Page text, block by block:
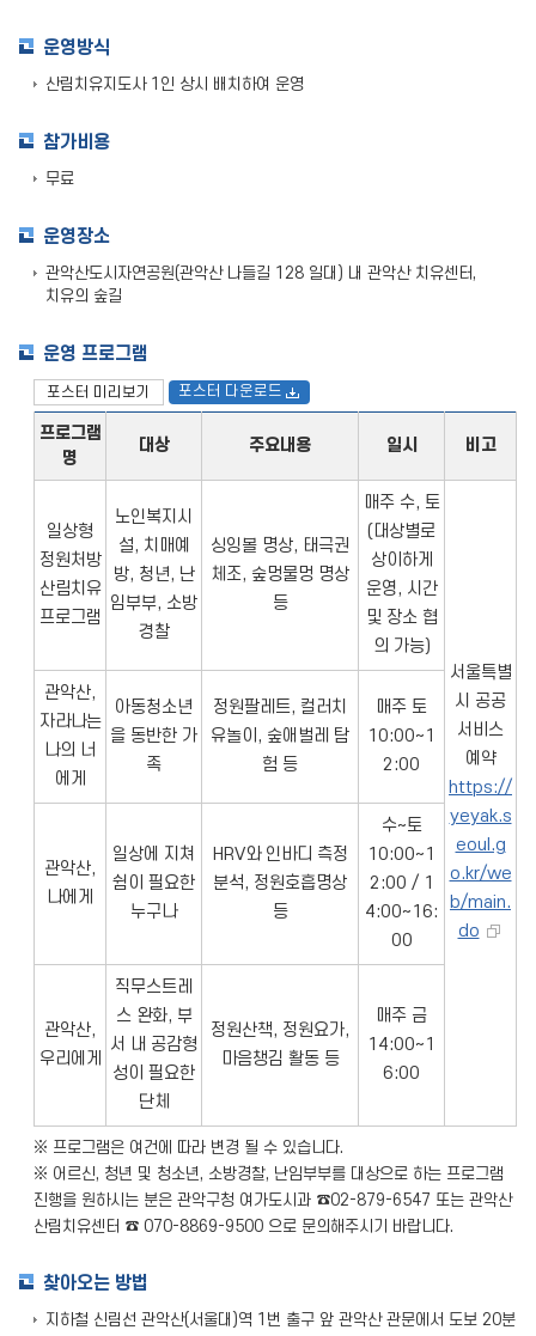
운영방식
산림치유지도사 1인 상시 배치하여 운영
참가비용
무료
운영장소
관악산도시자연공원(관악산 나들길 128 일대) 내 관악산 치유센터,
치유의 숲길
운영 프로그램
포스터 미리보기 포스터 다운로드
프로그램
명
대상 주요내용 일시 비고
일상형
정원처방
산림치유
프로그램
노인복지시
설, 치매예
방, 청년, 난
임부부, 소방
경찰
싱잉볼 명상, 태극권
체조, 숲멍물멍 명상
등
매주 수, 토
(대상별로
상이하게
운영, 시간
및 장소 협
의 가능)
서울특별
시 공공
서비스
예약
https://
yeyak.s
eoul.g
o.kr/we
b/main.
do
관악산,
자라나는
나의 너
에게
아동청소년
을 동반한 가
족
정원팔레트, 컬러치
유놀이, 숲애벌레 탐
험 등
매주 토
10:00~1
2:00
관악산,
나에게
일상에 지쳐
쉼이 필요한
누구나
HRV와 인바디 측정
분석, 정원호흡명상
등
수~토
10:00~1
2:00 / 1
4:00~16:
00
관악산,
우리에게
직무스트레
스 완화, 부
서 내 공감형
성이 필요한
단체
정원산책, 정원요가,
마음챙김 활동 등
매주 금
14:00~1
6:00
※ 프로그램은 여건에 따라 변경 될 수 있습니다.
※ 어르신, 청년 및 청소년, 소방경찰, 난임부부를 대상으로 하는 프로그램
진행을 원하시는 분은 관악구청 여가도시과 ☎02-879-6547 또는 관악산
산림치유센터 ☎ 070-8869-9500 으로 문의해주시기 바랍니다.
찾아오는 방법
지하철 신림선 관악산(서울대)역 1번 출구 앞 관악산 관문에서 도보 20분